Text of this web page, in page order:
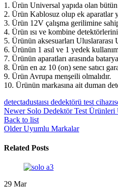
1. Ürün Universal yapıda olan
2. Ürün Kablosuz olup ek aparatlar
3. Ürün 12V çalışma gerilimine
4. Ürün ısı ve kombine
5. Ürünün aksesuarları
6. Ürünün 1 asıl ve 1 yedek
7. Ürünün aparatları arasında
8. Ürün en az 10 (on) sene satıcı
9. Ürün Avrupa menşeili olmalıdır.
10. Ürünün markasına ait duman
detectadustaısı dedektörü test cihazı
Newer Solo Dedektör Test Ürünleri
Back to list
Older Uyumlu Markalar
Related Posts
29 Mar